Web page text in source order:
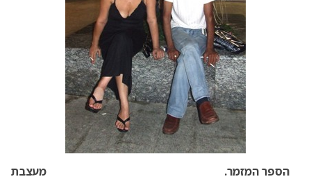
הספר המזמר. מעצבת